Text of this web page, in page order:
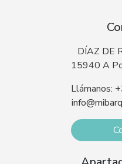
DÍAZ DE
15940 A
Llámanos: